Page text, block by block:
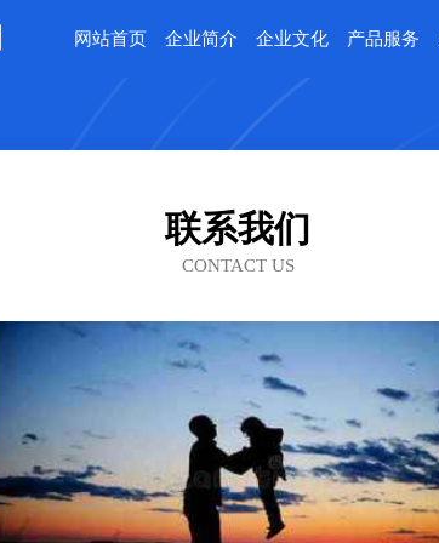
网站首页 企业简介 企业文化 产品服务
联系我们
CONTACT US